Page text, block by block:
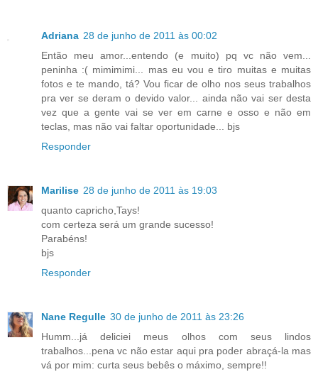
Adriana 28 de junho de 2011 às 00:02
Então meu amor...entendo (e muito) pq vc não vem...
peninha :( mimimimi... mas eu vou e tiro muitas e muitas
fotos e te mando, tá? Vou ficar de olho nos seus trabalhos
pra ver se deram o devido valor... ainda não vai ser desta
vez que a gente vai se ver em carne e osso e não em
teclas, mas não vai faltar oportunidade... bjs
Responder
Marilise 28 de junho de 2011 às 19:03
quanto capricho,Tays!
com certeza será um grande sucesso!
Parabéns!
bjs
Responder
Nane Regulle 30 de junho de 2011 às 23:26
Humm...já deliciei meus olhos com seus lindos
trabalhos...pena vc não estar aqui pra poder abraçá-la mas
vá por mim: curta seus bebês o máximo, sempre!!